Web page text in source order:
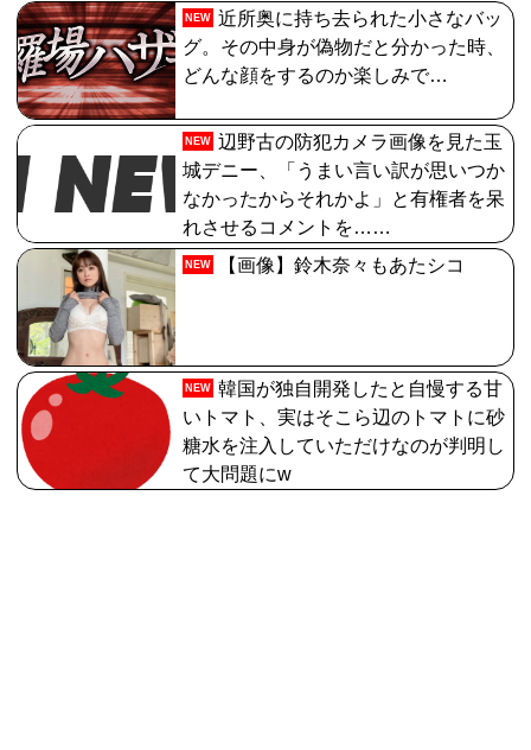
NEW 近所奥に持ち去られた小さなバッ
グ。その中身が偽物だと分かった時、
どんな顔をするのか楽しみで…
NEW 辺野古の防犯カメラ画像を見た玉
城デニー、「うまい言い訳が思いつか
なかったからそれかよ」と有権者を呆
れさせるコメントを……
NEW 【画像】鈴木奈々もあたシコ
NEW 韓国が独自開発したと自慢する甘
いトマト、実はそこら辺のトマトに砂
糖水を注入していただけなのが判明し
て大問題にw